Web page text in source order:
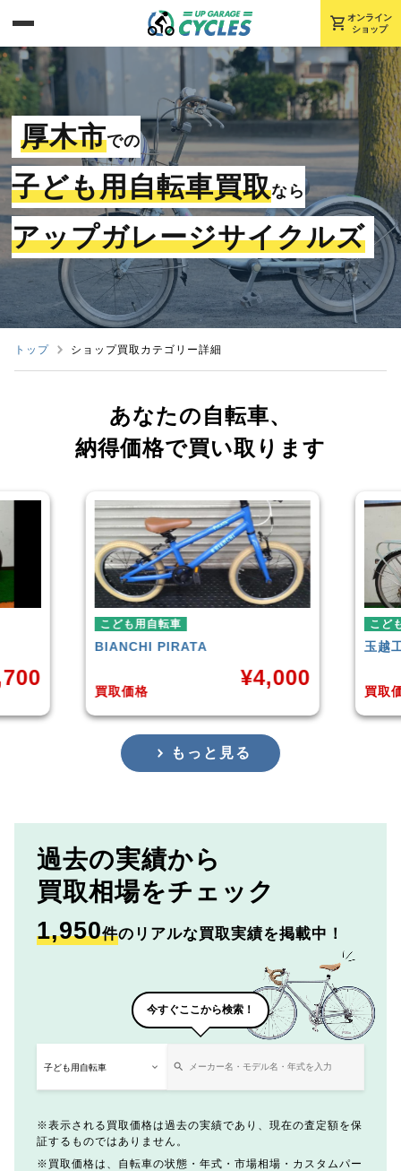
shopping_cart オンライン
ショップ
厚木市での
子ども用自転車買取なら
アップガレージサイクルズ
トップ ショップ買取カテゴリー詳細
あなたの自転車、
納得価格で買い取ります
4,000
こども用自転車
玉越工業MAHALO JUNIOR 5th
買取価格
¥3,873
買
もっと見る
過去の実績から
買取相場をチェック
1,950件のリアルな買取実績を掲載中！
今すぐここから検索！
表示される買取価格は過去の実績であり、現在の査定額を保
証するものではありません。
買取価格は、自転車の状態・年式・市場相場・カスタムパー